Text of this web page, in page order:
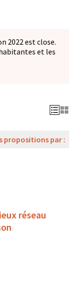
2022 est close.
et les
propositions par :
réseau